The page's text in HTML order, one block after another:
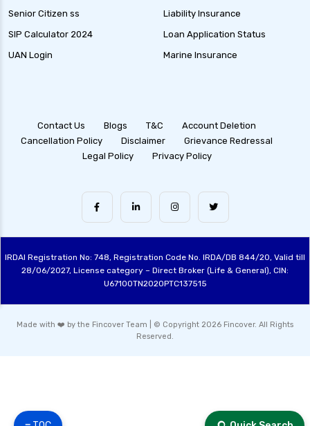
Senior Citizen ss
SIP Calculator 2024
UAN Login
Liability Insurance
Loan Application Status
Marine Insurance
Contact Us Blogs T&C
Account Deletion
Cancellation Policy
Disclaimer
Grievance Redressal
Legal Policy
Privacy Policy
IRDAI Registration No: 748, Registration Code No. IRDA/DB 844/20, Valid till
28/06/2027, License category – Direct Broker (Life & General), CIN:
U67100TN2020PTC137515
Made with ❤️ by the Fincover Team | © Copyright 2026 Fincover. All Rights
Reserved.